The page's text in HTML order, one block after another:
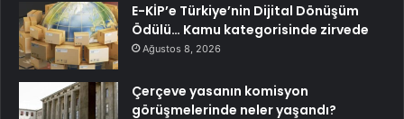
E-KİP’e Türkiye’nin Dijital Dönüşüm
Ödülü… Kamu kategorisinde zirvede
Ağustos 8, 2026
Çerçeve yasanın komisyon
görüşmelerinde neler yaşandı?